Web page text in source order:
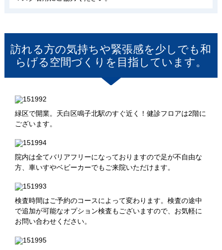
訪れる方の気持ちや緊張感を少しでも和
らげる空間づくりを目指しています。
緑区で開業。天白区鳴子北駅のすぐ近く！健診フロアは2階に
ございます。
院内は全てバリアフリーになっておりますので足が不自由な
方、車いすやベビーカーでもご来院いただけます。
検査時間はご予約のコースによって変わります。検査の途中
で追加が可能なオプション検査もございますので、お気軽に
お問い合わせください。